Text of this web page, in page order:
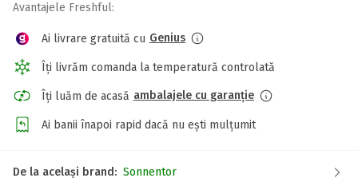
Avantajele Freshful:
Ai livrare gratuită cu Genius
Îți livrăm comanda la temperatură controlată
Îți luăm de acasă ambalajele cu garanție
Ai banii înapoi rapid dacă nu ești mulțumit
De la același brand: Sonnentor